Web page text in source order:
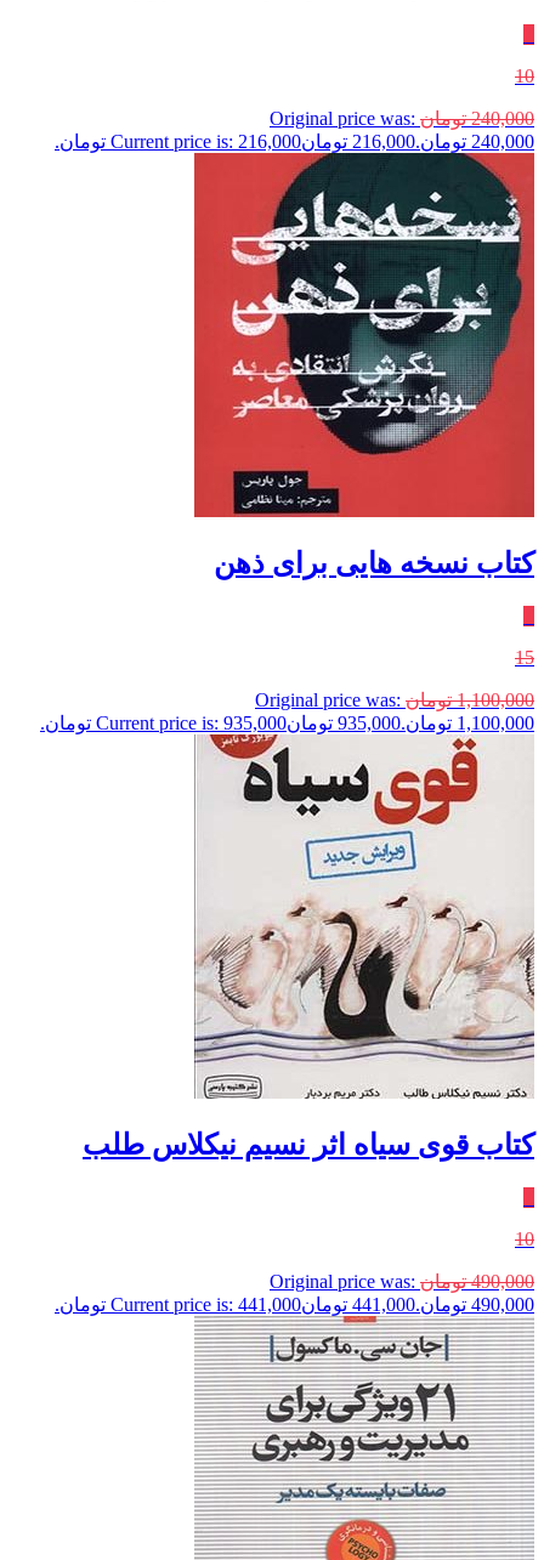
10
240,000 تومان Original price was:
240,000 تومان.
216,000 تومانCurrent price is: 216,000 تومان.
کتاب نسخه هایی برای ذهن
15
1,100,000 تومان Original price was:
1,100,000 تومان.
935,000 تومانCurrent price is: 935,000 تومان.
کتاب قوی سیاه اثر نسیم نیکلاس طلب
10
490,000 تومان Original price was:
490,000 تومان.
441,000 تومانCurrent price is: 441,000 تومان.